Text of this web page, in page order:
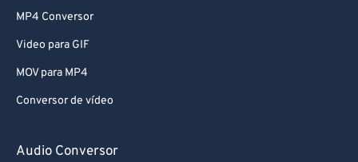
MP4 Conversor
Video para GIF
MOV para MP4
Conversor de vídeo
Audio Conversor